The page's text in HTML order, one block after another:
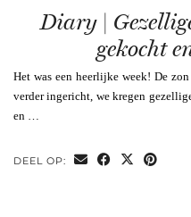
Diary |
gekocht
Het was een heerlijke week! De
verder ingericht, we kregen
en …
DEEL OP: